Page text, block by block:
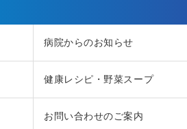
病院からのお知らせ
健康レシピ・野菜スープ
お問い合わせのご案内